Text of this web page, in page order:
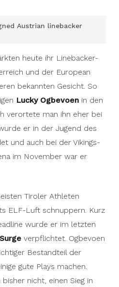
Austrian linebacker
their linebacker
familiar face. Thus,
Lucky Ogbevoento the
of Tirol’s athletes,
been able to play in the
theStuttgart Surgelast
deadline. Ogbevoen
important part of the
make some good plays.
Precious became ELF
playing American
Football Acadamyin 2012.
part of the Austrian U19
Junior
heute ihr Linebacker-
und der European
bekannten Gesicht. So
Lucky Ogbevoenin den
verortete man ihn eher bei
er in der Jugend des
und auch bei der Vikings-
im November war er
Tiroler Athleten
ELF-Luft schnuppern. Kurz
wurde er im letzten
verpflichtet. Ogbevoen
Bestandteil der
gute Plays machen.
nicht, einen Sieg in